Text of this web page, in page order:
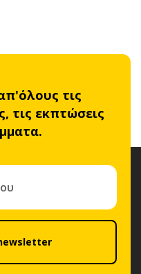
τις
τις εκπτώσεις